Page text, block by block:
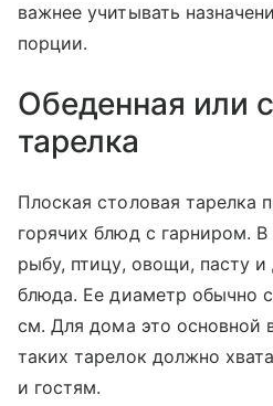
важнее учитывать
порции.
Обеденная или
тарелка
Плоская столовая тарелка
горячих блюд с гарниром.
рыбу, птицу, овощи, пасту
блюда. Ее диаметр обычно
см. Для дома это основной
таких тарелок должно
и гостям.